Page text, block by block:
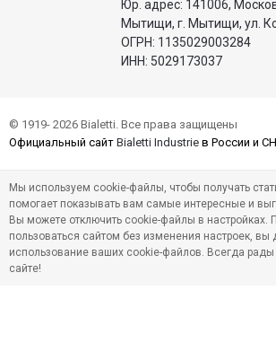
Юр. адрес: 141006,
Мытищи, г. Мытищи, ул.
ОГРН: 1135029003284
ИНН: 5029173037
© 1919- 2026 Bialetti. Все права защищены
Официальный сайт Bialetti Industrie в России и
Мы используем cookie-файлы, чтобы получать
помогает показывать вам самые интересные и
Вы можете отключить cookie-файлы в настройках.
пользоваться сайтом без изменения настроек, вы
использование ваших cookie-файлов. Всегда
сайте!